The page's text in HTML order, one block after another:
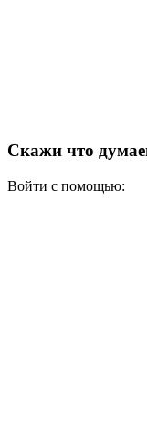
Скажи что
Войти с помощью: